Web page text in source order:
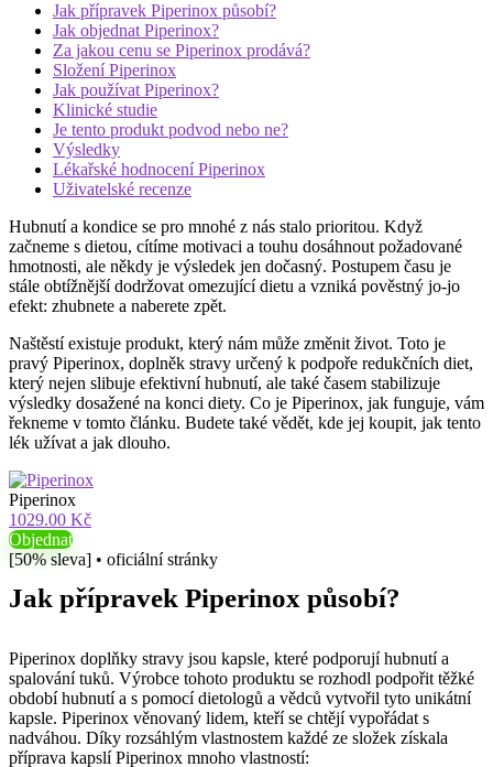
Jak přípravek Piperinox působí?
Jak objednat Piperinox?
Za jakou cenu se Piperinox prodává?
Složení Piperinox
Jak používat Piperinox?
Klinické studie
Je tento produkt podvod nebo ne?
Výsledky
Lékařské hodnocení Piperinox
Uživatelské recenze
Hubnutí a kondice se pro mnohé z nás stalo prioritou. Když
začneme s dietou, cítíme motivaci a touhu dosáhnout požadované
hmotnosti, ale někdy je výsledek jen dočasný. Postupem času je
stále obtížnější dodržovat omezující dietu a vzniká pověstný jo-jo
efekt: zhubnete a naberete zpět.
Naštěstí existuje produkt, který nám může změnit život. Toto je
pravý Piperinox, doplněk stravy určený k podpoře redukčních diet,
který nejen slibuje efektivní hubnutí, ale také časem stabilizuje
výsledky dosažené na konci diety. Co je Piperinox, jak funguje, vám
řekneme v tomto článku. Budete také vědět, kde jej koupit, jak tento
lék užívat a jak dlouho.
Piperinox
1029.00 Kč
Objednat
[50% sleva] • oficiální stránky
Jak přípravek Piperinox působí?
Piperinox doplňky stravy jsou kapsle, které podporují hubnutí a
spalování tuků. Výrobce tohoto produktu se rozhodl podpořit těžké
období hubnutí a s pomocí dietologů a vědců vytvořil tyto unikátní
kapsle. Piperinox věnovaný lidem, kteří se chtějí vypořádat s
nadváhou. Díky rozsáhlým vlastnostem každé ze složek získala
příprava kapslí Piperinox mnoho vlastností: